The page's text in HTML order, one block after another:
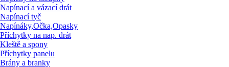
Napínací a vázací drát
Napínací tyč
Napínáky,Očka,Opasky
Příchytky na nap. drát
Kleště a spony
Příchytky panelu
Brány a branky